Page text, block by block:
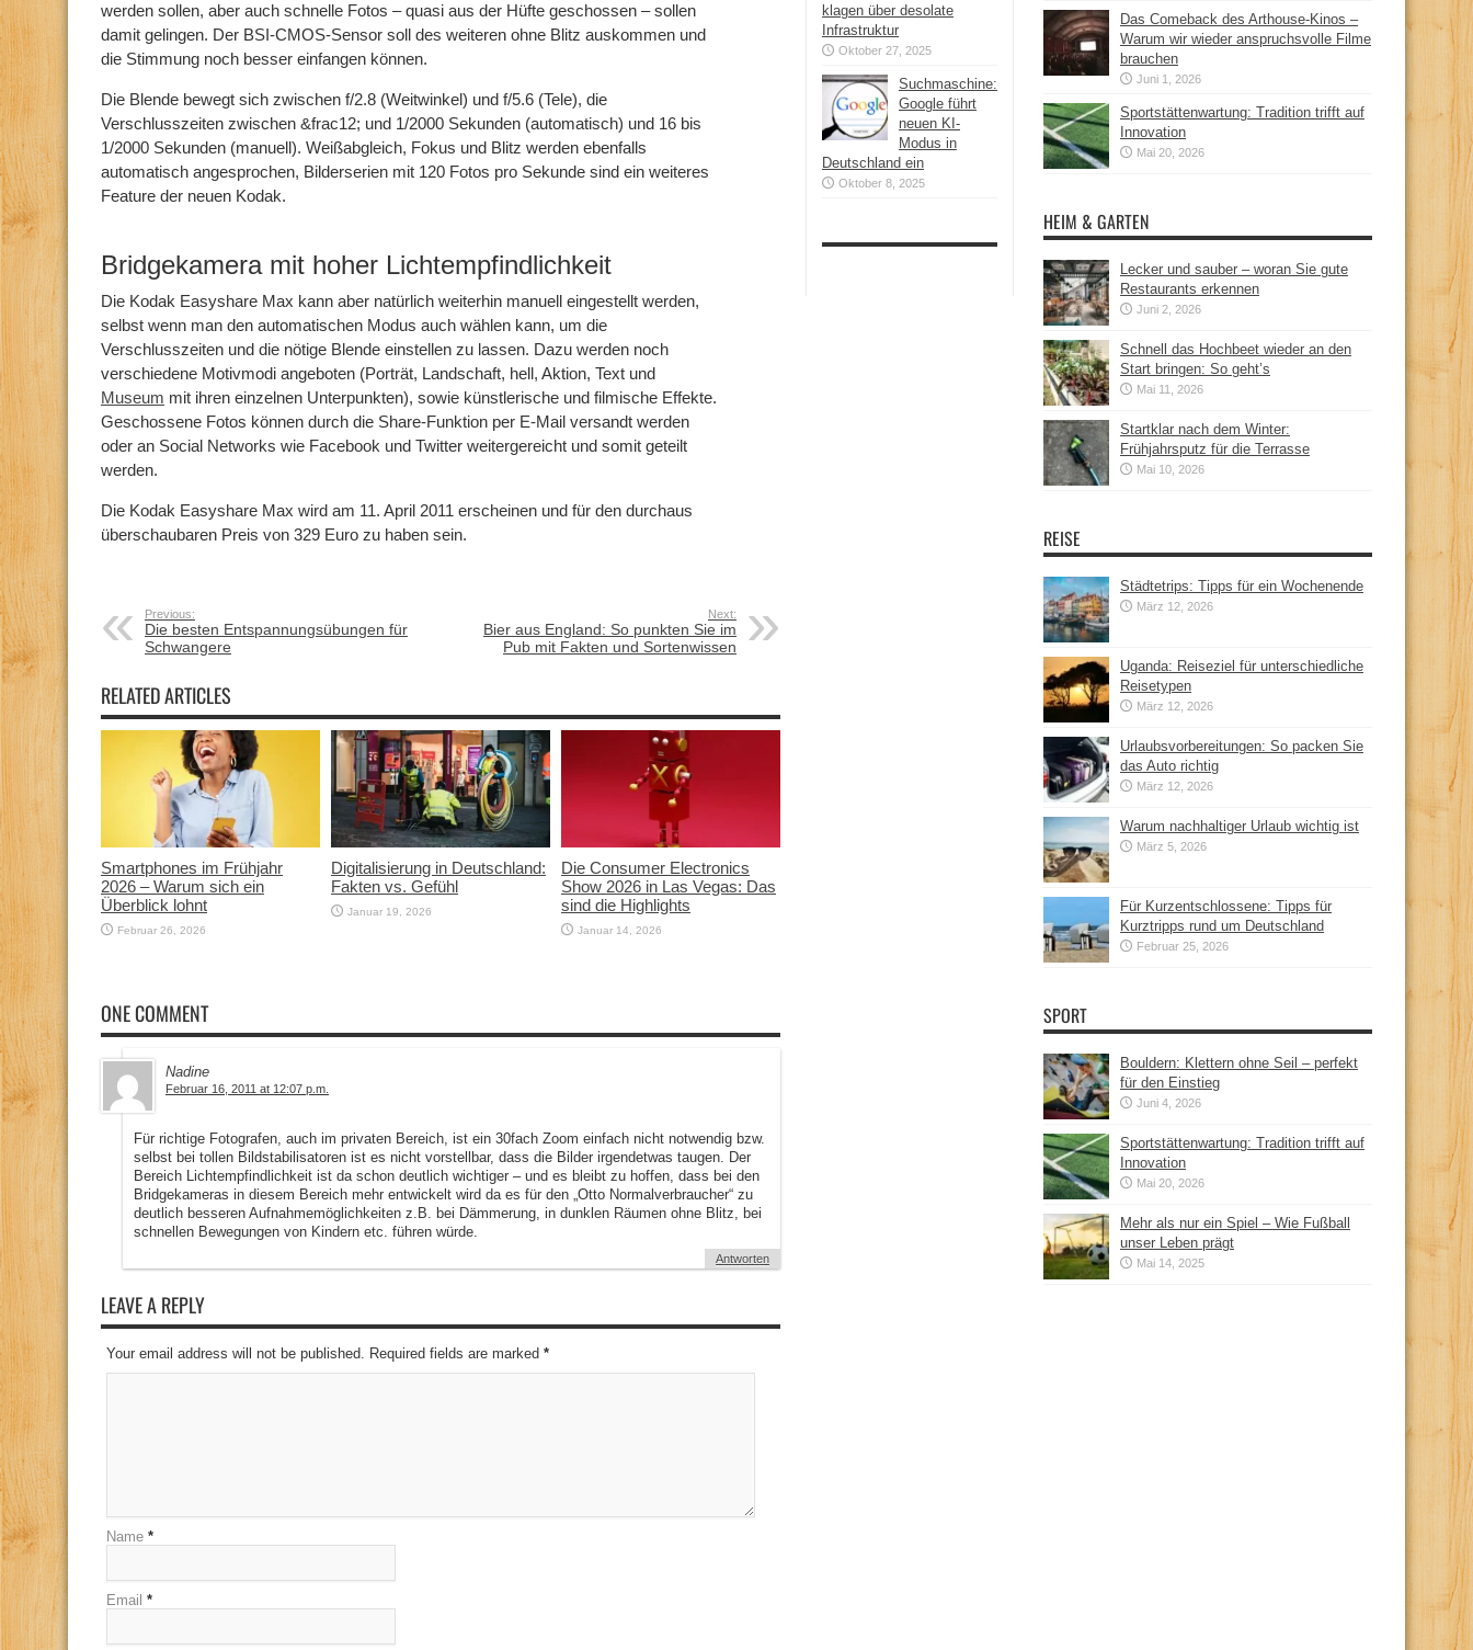
werden sollen, aber auch schnelle Fotos – quasi aus der Hüfte geschossen – sollen
damit gelingen. Der BSI-CMOS-Sensor soll des weiteren ohne Blitz auskommen und
die Stimmung noch besser einfangen können.
Die Blende bewegt sich zwischen f/2.8 (Weitwinkel) und f/5.6 (Tele), die
Verschlusszeiten zwischen &frac12; und 1/2000 Sekunden (automatisch) und 16 bis
1/2000 Sekunden (manuell). Weißabgleich, Fokus und Blitz werden ebenfalls
automatisch angesprochen, Bilderserien mit 120 Fotos pro Sekunde sind ein weiteres
Feature der neuen Kodak.
Bridgekamera mit hoher Lichtempfindlichkeit
Die Kodak Easyshare Max kann aber natürlich weiterhin manuell eingestellt werden,
selbst wenn man den automatischen Modus auch wählen kann, um die
Verschlusszeiten und die nötige Blende einstellen zu lassen. Dazu werden noch
verschiedene Motivmodi angeboten (Porträt, Landschaft, hell, Aktion, Text und
Museum mit ihren einzelnen Unterpunkten), sowie künstlerische und filmische Effekte.
Geschossene Fotos können durch die Share-Funktion per E-Mail versandt werden
oder an Social Networks wie Facebook und Twitter weitergereicht und somit geteilt
werden.
Die Kodak Easyshare Max wird am 11. April 2011 erscheinen und für den durchaus
überschaubaren Preis von 329 Euro zu haben sein.
Previous:
Die besten Entspannungsübungen für
Schwangere
Next:
Bier aus England: So punkten Sie im
Pub mit Fakten und Sortenwissen
RELATED ARTICLES
Smartphones im Frühjahr
2026 – Warum sich ein
Überblick lohnt
Februar 26, 2026
Digitalisierung in Deutschland:
Fakten vs. Gefühl
Januar 19, 2026
Die Consumer Electronics
Show 2026 in Las Vegas: Das
sind die Highlights
Januar 14, 2026
ONE COMMENT
Nadine
Februar 16, 2011 at 12:07 p.m.
Für richtige Fotografen, auch im privaten Bereich, ist ein 30fach Zoom einfach nicht notwendig bzw.
selbst bei tollen Bildstabilisatoren ist es nicht vorstellbar, dass die Bilder irgendetwas taugen. Der
Bereich Lichtempfindlichkeit ist da schon deutlich wichtiger – und es bleibt zu hoffen, dass bei den
Bridgekameras in diesem Bereich mehr entwickelt wird da es für den „Otto Normalverbraucher“ zu
deutlich besseren Aufnahmemöglichkeiten z.B. bei Dämmerung, in dunklen Räumen ohne Blitz, bei
schnellen Bewegungen von Kindern etc. führen würde.
Antworten
LEAVE A REPLY
Your email address will not be published. Required fields are marked *
Name *
Email *
klagen über desolate
Infrastruktur
Oktober 27, 2025
Suchmaschine:
Google führt
neuen KI-
Modus in
Deutschland ein
Oktober 8, 2025
Das Comeback des Arthouse-Kinos –
Warum wir wieder anspruchsvolle Filme
brauchen
Juni 1, 2026
Sportstättenwartung: Tradition trifft auf
Innovation
Mai 20, 2026
HEIM & GARTEN
Lecker und sauber – woran Sie gute
Restaurants erkennen
Juni 2, 2026
Schnell das Hochbeet wieder an den
Start bringen: So geht’s
Mai 11, 2026
Startklar nach dem Winter:
Frühjahrsputz für die Terrasse
Mai 10, 2026
REISE
Städtetrips: Tipps für ein Wochenende
März 12, 2026
Uganda: Reiseziel für unterschiedliche
Reisetypen
März 12, 2026
Urlaubsvorbereitungen: So packen Sie
das Auto richtig
März 12, 2026
Warum nachhaltiger Urlaub wichtig ist
März 5, 2026
Für Kurzentschlossene: Tipps für
Kurztripps rund um Deutschland
Februar 25, 2026
SPORT
Bouldern: Klettern ohne Seil – perfekt
für den Einstieg
Juni 4, 2026
Sportstättenwartung: Tradition trifft auf
Innovation
Mai 20, 2026
Mehr als nur ein Spiel – Wie Fußball
unser Leben prägt
Mai 14, 2025